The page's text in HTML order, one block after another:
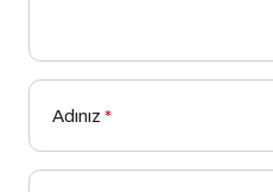
Adınız *